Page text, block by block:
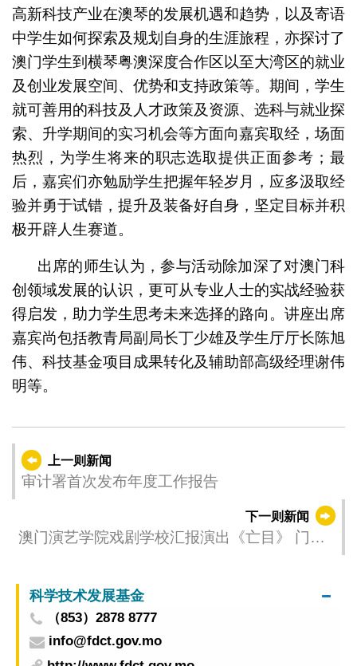
高新科技产业在澳琴的发展机遇和趋势，以及寄语
中学生如何探索及规划自身的生涯旅程，亦探讨了
澳门学生到横琴粤澳深度合作区以至大湾区的就业
及创业发展空间、优势和支持政策等。期间，学生
就可善用的科技及人才政策及资源、选科与就业探
索、升学期间的实习机会等方面向嘉宾取经，场面
热烈，为学生将来的职志选取提供正面参考；最
后，嘉宾们亦勉励学生把握年轻岁月，应多汲取经
验并勇于试错，提升及装备好自身，坚定目标并积
极开辟人生赛道。
出席的师生认为，参与活动除加深了对澳门科
创领域发展的认识，更可从专业人士的实战经验获
得启发，助力学生思考未来选择的路向。讲座出席
嘉宾尚包括教青局副局长丁少雄及学生厅厅长陈旭
伟、科技基金项目成果转化及辅助部高级经理谢伟
明等。
上一则新闻
审计署首次发布年度工作报告
下一则新闻
澳门演艺学院戏剧学校汇报演出《亡目》 门票
科学技术发展基金
（853）2878 8777
info@fdct.gov.mo